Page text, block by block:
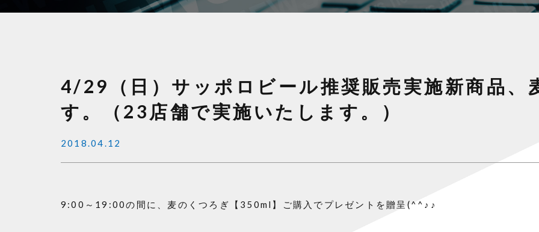
4/29（日）サッポロビール推奨販売実施新商品、
す。（23店舗で実施いたします。）
2018.04.12
9:00～19:00の間に、麦のくつろぎ【350ml】ご購入でプレゼントを贈呈(^^♪♪